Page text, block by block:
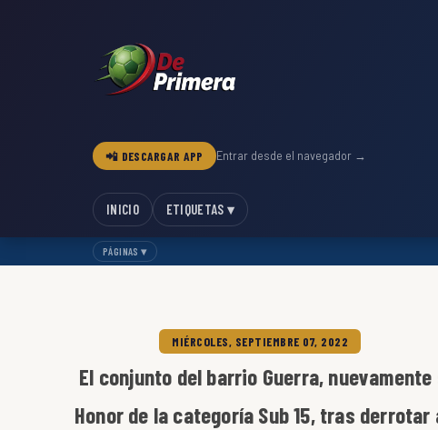
📲 DESCARGAR APP Entrar desde el navegador →
INICIO ETIQUETAS ▾
PÁGINAS ▾
MIÉRCOLES, SEPTIEMBRE 07, 2022
El conjunto del barrio Guerra,
Honor de la categoría Sub 15, tras